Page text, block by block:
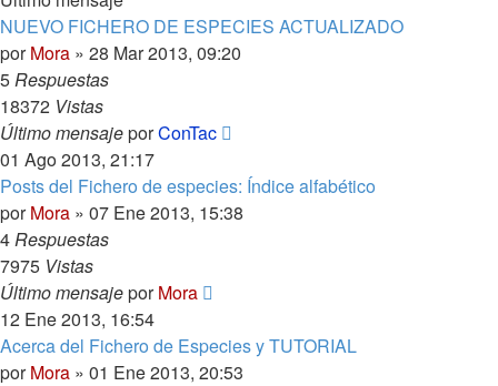
NUEVO FICHERO DE ESPECIES ACTUALIZADO
porMora » 28 Mar 2013, 09:20
5Respuestas
18372 Vistas
Último mensajeporConTac
01 Ago 2013, 21:17
Posts del Fichero de especies: Índice alfabético
porMora » 07 Ene 2013, 15:38
4Respuestas
7975 Vistas
Último mensajeporMora
12 Ene 2013, 16:54
Acerca del Fichero de Especies y TUTORIAL
porMora » 01 Ene 2013, 20:53